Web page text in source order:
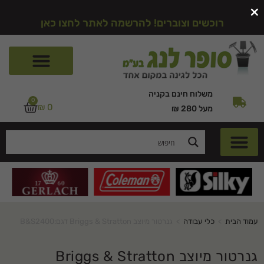
רוכשים וצוברים! להרשמה לאתר לחצו כאן
משלוח חינם בקניה
מעל 280 ₪
₪ 0
0
עמוד הבית כלי עבודה
גנרטור מיוצב Briggs & Stratton
×